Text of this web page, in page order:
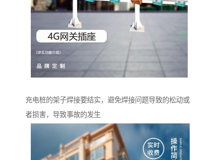
充电桩的架子焊接要结实，避免焊接问题导致的松动或
者损害，导致事故的发生